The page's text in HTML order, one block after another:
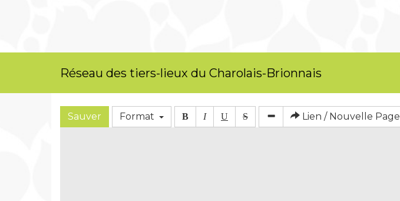
Réseau des tiers-lieux du Charolais-Brionnais
Sauver Format B I U S Lien / Nouvelle Page